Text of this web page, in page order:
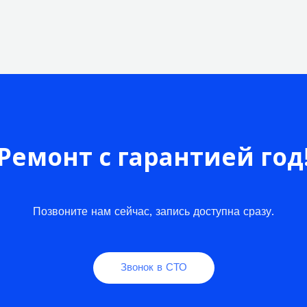
с гарантией
Позвоните нам сейчас, запись доступна сразу.
Звонок в СТО